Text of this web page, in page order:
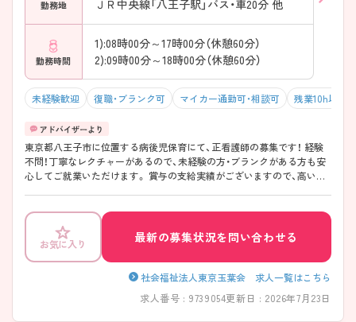
勤務地 ＪＲ中央線「八王子駅」バス・車20分 他
勤務時間
1):08時00分～17時00分（休憩60分）
2):09時00分～18時00分（休憩60分）
未経験歓迎 復職・ブランク可 マイカー通勤可・相談可 残業10h以下（
東京都八王子市に位置する病後児保育にて、正看護師の募集です！ 経験
不問！丁寧なレクチャーがあるので、未経験の方・ブランクがある方も安
心してご就業いただけます。 賞与の支給実績がございますので、高いモ
い！
お気に入り
最新の募集状況を問い合わせる
社会福祉法人東京玉葉会 求人一覧はこちら
求人番号 : 9739054更新日 : 2026年7月23日